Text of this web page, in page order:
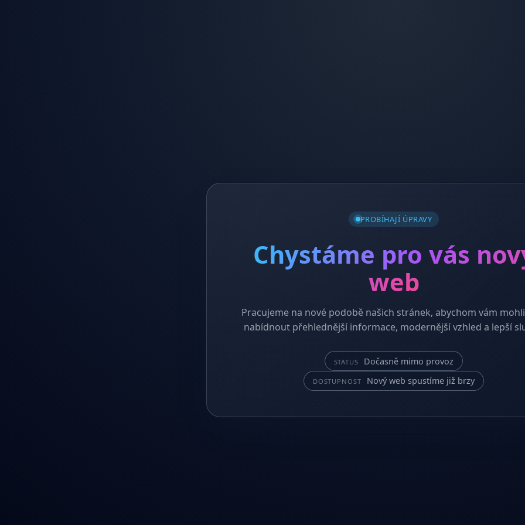
PROBÍHAJÍ ÚPRAVY
Chystáme pro vás
web
Pracujeme na nové podobě našich stránek, abychom vám
nabídnout přehlednější informace, modernější vzhled a lepší
STATUS Dočasně mimo provoz
DOSTUPNOST Nový web spustíme již brzy